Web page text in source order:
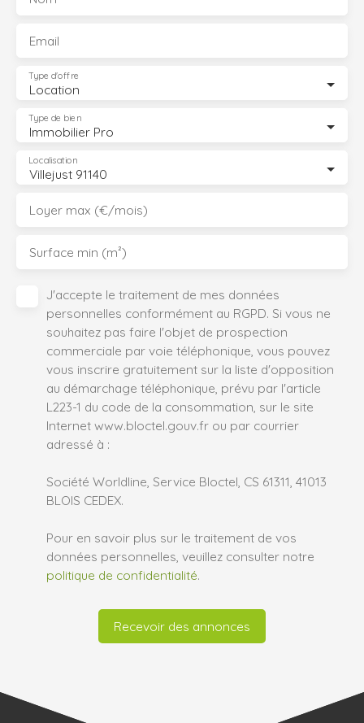
Email
Location
Type d'offre
Immobilier Pro
Type de bien
Villejust 91140
Localisation
Loyer max (€/mois)
Surface min (m²)
J'accepte le traitement de mes données
personnelles conformément au RGPD. Si vous ne
souhaitez pas faire l'objet de prospection
commerciale par voie téléphonique, vous pouvez
vous inscrire gratuitement sur la liste d'opposition
au démarchage téléphonique, prévu par l'article
L223-1 du code de la consommation, sur le site
Internet www.bloctel.gouv.fr ou par courrier
adressé à :
Société Worldline, Service Bloctel, CS 61311, 41013
BLOIS CEDEX.
Pour en savoir plus sur le traitement de vos
données personnelles, veuillez consulter notre
politique de confidentialité.
Recevoir des annonces